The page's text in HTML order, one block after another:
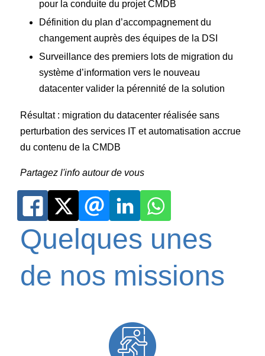
pour la conduite du projet CMDB
Définition du plan d’accompagnement du
changement auprès des équipes de la DSI
Surveillance des premiers lots de migration du
système d’information vers le nouveau
datacenter valider la pérennité de la solution
Résultat : migration du datacenter réalisée sans
perturbation des services IT et automatisation accrue
du contenu de la CMDB
Partagez l'info autour de vous
Quelques unes
de nos missions